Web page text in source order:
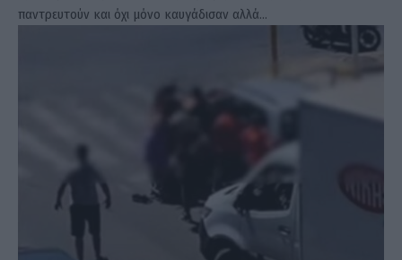
παντρευτούν και όχι μόνο καυγάδισαν αλλά…